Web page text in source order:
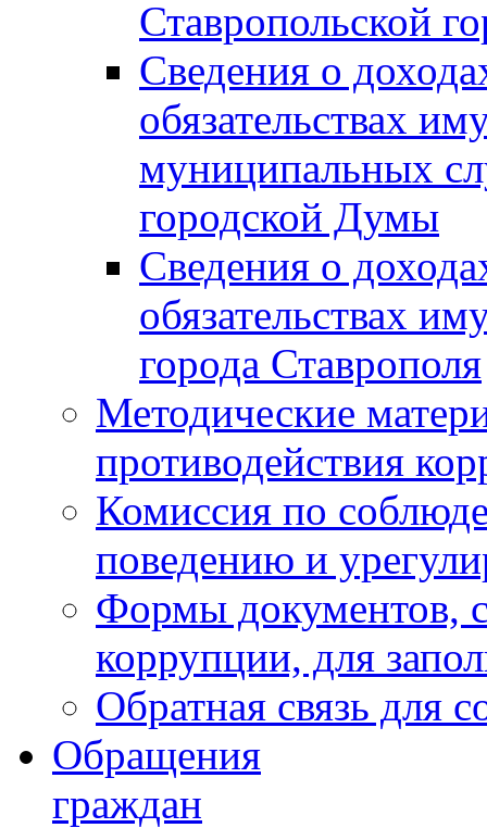
Ставропольской
Сведения о
обязательствах
муниципальных
городской Думы
Сведения о
обязательствах
города Ставрополя
Методические
противодействия
Комиссия по
поведению и
Формы документов,
коррупции, для
Обратная связь для
Обращения
граждан